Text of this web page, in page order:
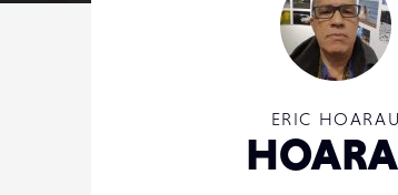
ERIC HOARAU